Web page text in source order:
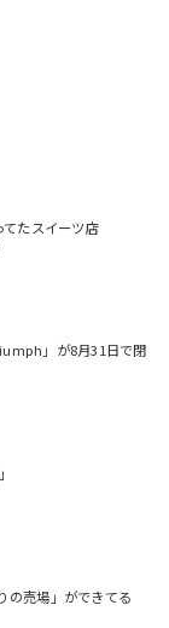
たスイーツ店
」が8月31日で閉
の売場」ができてる